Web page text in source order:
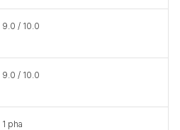
9.0 / 10.0
9.0 / 10.0
1 pha